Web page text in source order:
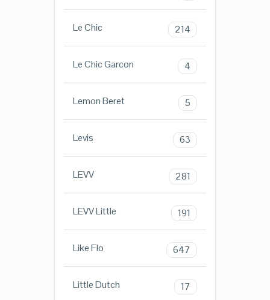
Le Chic 214
Le Chic Garcon 4
Lemon Beret 5
Levis 63
LEVV 281
LEVV Little 191
Like Flo 647
Little Dutch 17